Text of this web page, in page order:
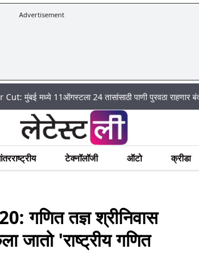
Advertisement
11ऑगस्टला 24 तासांसाठी पाणी पुरवठा राहणार बंद; पहा कुठे
टेक्नॉलॉजी ऑटो क्रीडा
तज्ञ श्रीनिवास
जातो 'राष्ट्रीय गणित